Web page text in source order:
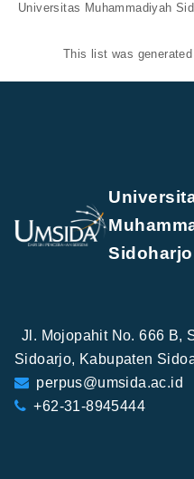
Universitas Muhammadiyah
This list was
Sidoharjo
Jl. Mojopahit No. 666 B,
Sidoarjo, Kabupaten
perpus@umsida.ac.id
+62-31-8945444